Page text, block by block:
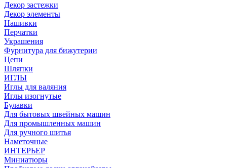
Декор застежки
Декор элементы
Нашивки
Перчатки
Украшения
Фурнитура для бижутерии
Цепи
Шляпки
ИГЛЫ
Иглы для валяния
Иглы изогнутые
Булавки
Для бытовых швейных машин
Для промышленных машин
Для ручного шитья
Наметочные
ИНТЕРЬЕР
Миниатюры